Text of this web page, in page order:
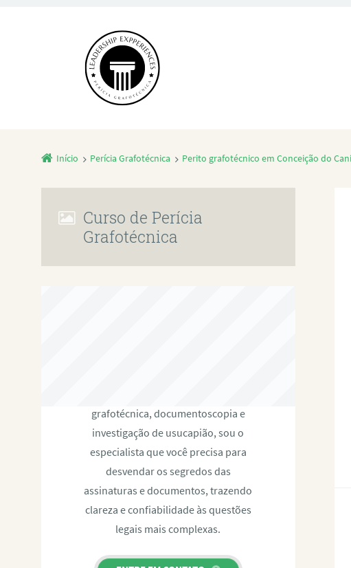
Início Perícia Grafotécnica Perito grafotécnico em Conceição do
Curso de Perícia
Grafotécnica
grafotécnica, documentoscopia e
investigação de usucapião, sou o
especialista que você precisa para
desvendar os segredos das
assinaturas e documentos, trazendo
clareza e confiabilidade às questões
legais mais complexas.